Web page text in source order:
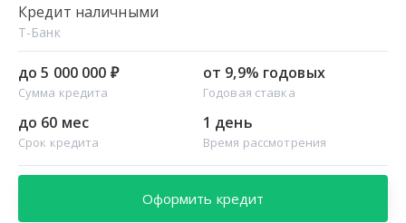
Кредит наличными
Т-Банк
до 5 000 000 ₽
Сумма кредита
от 9,9% годовых
Годовая ставка
до 60 мес
Срок кредита
1 день
Время рассмотрения
Оформить кредит